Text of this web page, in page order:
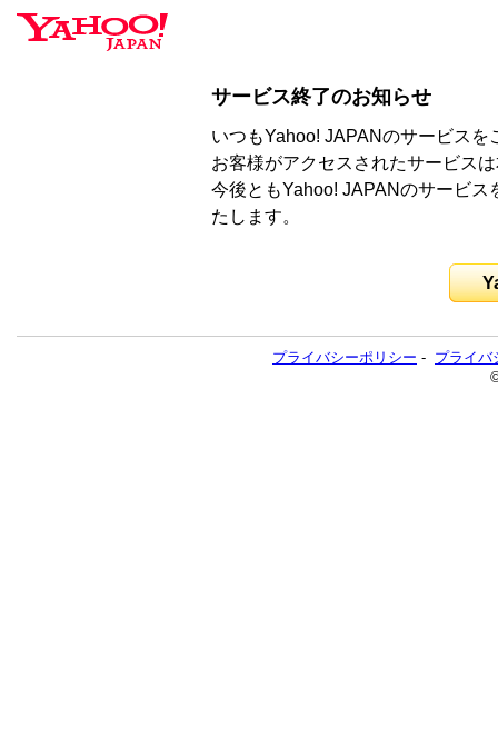
サービス終了のお知らせ
いつもYahoo! JAPANのサービス
お客様がアクセスされたサービス
今後ともYahoo! JAPANのサービ
たします。
プライバシーポリシー - プライバ